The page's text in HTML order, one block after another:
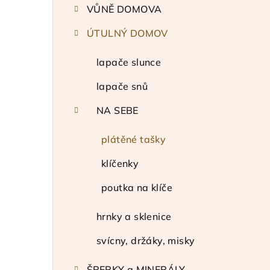
VŮNĚ DOMOVA
ÚTULNÝ DOMOV
lapače slunce
lapače snů
NA SEBE
plátěné tašky
klíčenky
poutka na klíče
hrnky a sklenice
svícny, držáky, misky